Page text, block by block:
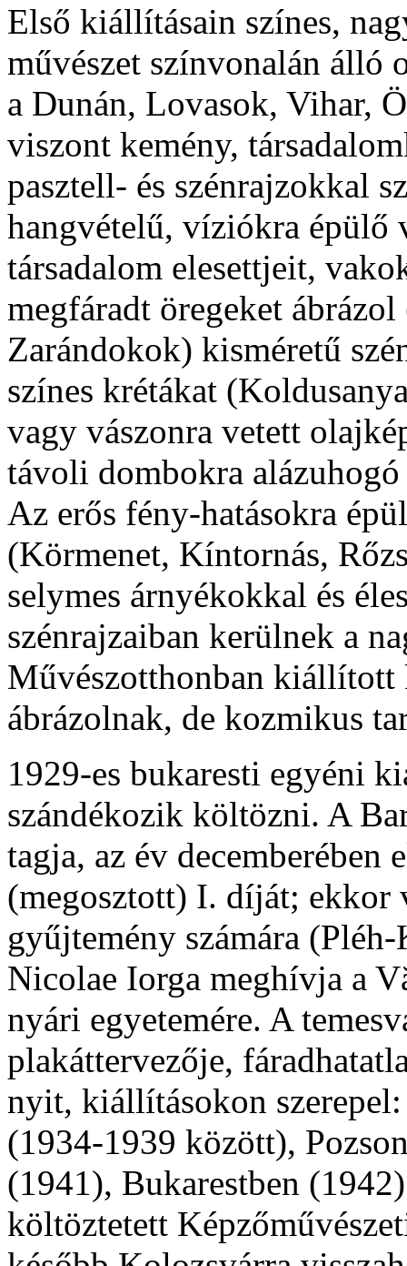
Első kiállításain színes,
művészet színvonalán álló
a Dunán, Lovasok, Vihar,
viszont kemény,
pasztell- és szénrajzokkal
hangvételű, víziókra épülő
társadalom elesettjeit,
megfáradt öregeket
Zarándokok) kisméretű
színes krétákat
vagy vászonra vetett
távoli dombokra
Az erős fény-hatásokra
(Körmenet, Kíntornás,
selymes árnyékokkal és
szénrajzaiban kerülnek a
Művészotthonban kiállított
ábrázolnak, de kozmikus
1929-es bukaresti egyéni
szándékozik költözni. A
tagja, az év decemberében
(megosztott) I. díját; ekkor
gyűjtemény számára
Nicolae Iorga meghívja a
nyári egyetemére. A
plakáttervezője,
nyit, kiállításokon
(1934-1939 között),
(1941), Bukarestben
költöztetett